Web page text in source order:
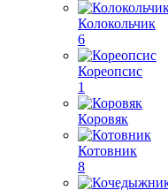
Колокольчик
6
Кореопсис
1
Коровяк
Котовник
8